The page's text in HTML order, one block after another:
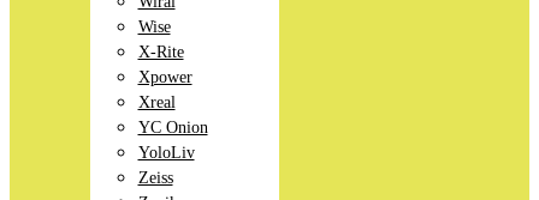
Wise
X-Rite
Xpower
Xreal
YC Onion
YoloLiv
Zeiss